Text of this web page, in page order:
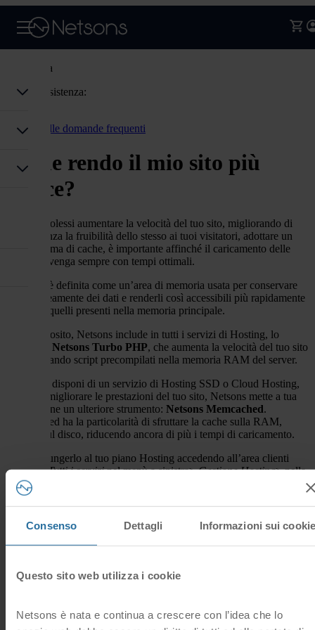
Consenso Dettagli Informazioni sui cookie
Questo sito web utilizza i cookie
Netsons è nata e continua a crescere con l’idea che lo
Assistenza
Codice assistenza:
Torna alle domande frequenti
Come rendo il mio sito più
veloce?
Qualora volessi aumentare la velocità del tuo sito, migliorando di
conseguenza la fruibilità dello stesso ai tuoi visitatori, adottare un
buon sistema di cache, è importante affinché il caricamento delle
pagine avvenga sempre con tempi ottimali.
La cache è definita come un’area di memoria usata per conservare
temporaneamente dei dati e renderli così accessibili più rapidamente
rispetto a quelli presenti nella memoria principale.
A tal proposito, Netsons include in tutti i servizi di Hosting, lo
Netsons Turbo PHP, che aumenta la velocità del tuo sito
memorizzando script precompilati nella memoria RAM del server.
Inoltre, se disponi di un servizio di Hosting SSD o Cloud Hosting,
al fine di migliorare le prestazioni del tuo sito, Netsons mette a tua
disposizione un ulteriore strumento: Netsons Memcached.
Memcached ha la particolarità di sfruttare la cache sulla RAM,
anziché sul disco, riducendo ancora di più i tempi di caricamento.
Puoi aggiungerlo al tuo piano Hosting accedendo all’area clienti
Netsons>Tutti i servizinel menù a sinistra>Gestione Hosting> nella
scheda
Memcahe in fondo alla pagina.
Per attivarlo accedi al pannello di controllo cPanel > sezione
Strumenti Netsons
Memcached> cliccare sul tastoAttiva
Memcached.
In aggiunta, Netsons include in tutti i suoi servizi di Hosting SSD e
Cloud Hosting, lo strumentoNetsons SiteSpeed
arrivando a dimezzare i tempi di caricamento richiesti dalle pagine